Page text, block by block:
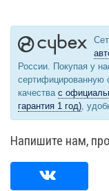
России. Покупая у
сертифицированную
качества с
гарантия 1 год),
Напишите нам,